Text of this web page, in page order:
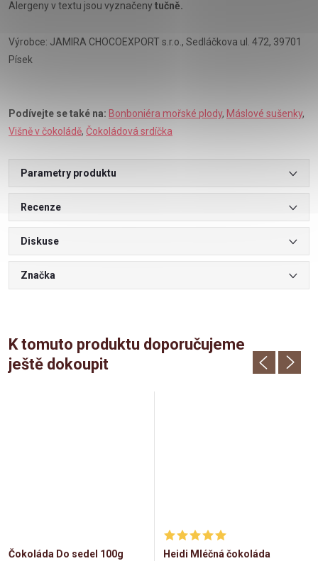
Alergeny v textu jsou vyznačeny tučně.
Výrobce: JAMIRA CHOCOEXPORT s.r.o., Sedláčkova ul. 472, 39701
Písek
Podívejte se také na: Bonboniéra mořské plody, Máslové sušenky,
Višně v čokoládě, Čokoládová srdíčka
Parametry produktu
Recenze
Diskuse
Značka
K tomuto produktu doporučujeme
ještě dokoupit
Čokoláda Do sedel 100g
Heidi Mléčná čokoláda